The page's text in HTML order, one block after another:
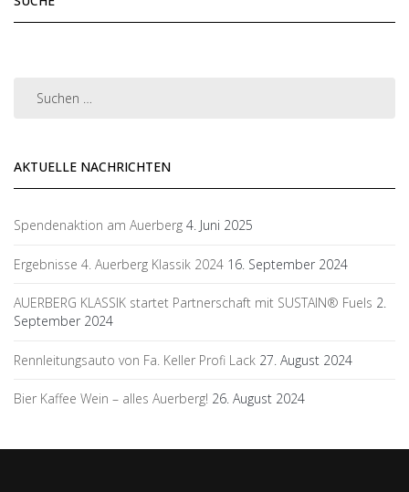
AKTUELLE NACHRICHTEN
Spendenaktion am Auerberg 4. Juni 2025
Ergebnisse 4. Auerberg Klassik 2024 16. September 2024
AUERBERG KLASSIK startet Partnerschaft mit SUSTAIN® Fuels 2.
September 2024
Rennleitungsauto von Fa. Keller Profi Lack 27. August 2024
Bier Kaffee Wein – alles Auerberg! 26. August 2024